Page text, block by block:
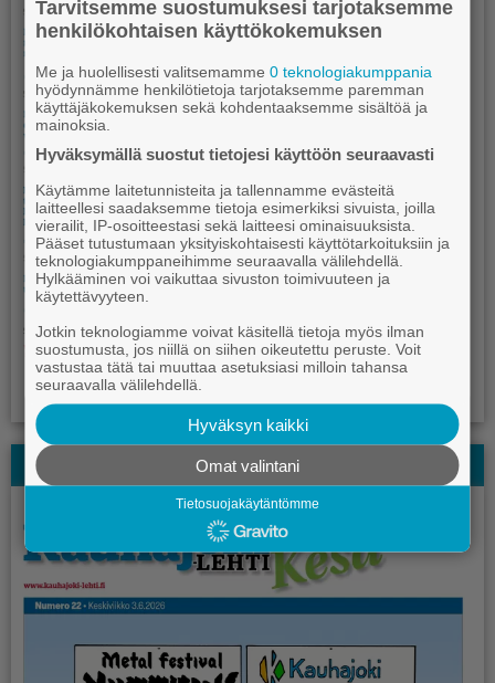
Kauhajoki-lehden Kesälehti
Tarvitsemme suostumuksesi tarjotaksemme
henkilökohtaisen käyttökokemuksen
Me ja huolellisesti valitsemamme0 teknologiakumppania
hyödynnämme henkilötietoja tarjotaksemme paremman
käyttäjäkokemuksen sekä kohdentaaksemme sisältöä ja
mainoksia.
Hyväksymällä suostut tietojesi käyttöön seuraavasti
Käytämme laitetunnisteita ja tallennamme evästeitä
laitteellesi saadaksemme tietoja esimerkiksi sivuista, joilla
vierailit, IP-osoitteestasi sekä laitteesi ominaisuuksista.
Pääset tutustumaan yksityiskohtaisesti käyttötarkoituksiin ja
teknologiakumppaneihimme seuraavalla välilehdellä.
Hylkääminen voi vaikuttaa sivuston toimivuuteen ja
käytettävyyteen.
Jotkin teknologiamme voivat käsitellä tietoja myös ilman
suostumusta, jos niillä on siihen oikeutettu peruste. Voit
vastustaa tätä tai muuttaa asetuksiasi milloin tahansa
seuraavalla välilehdellä.
Hyväksyn kaikki
Omat valintani
Tietosuojakäytäntömme